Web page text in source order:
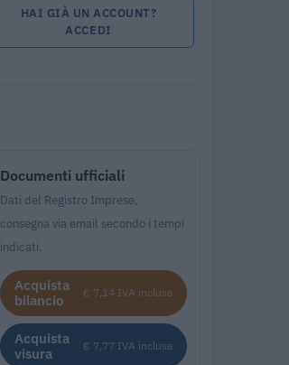
HAI GIÀ UN ACCOUNT?
ACCEDI
Documenti ufficiali
Dati del Registro Imprese,
consegna via email secondo i tempi
indicati.
Acquista
bilancio
€ 7,14 IVA inclusa
Acquista
visura
€ 7,77 IVA inclusa